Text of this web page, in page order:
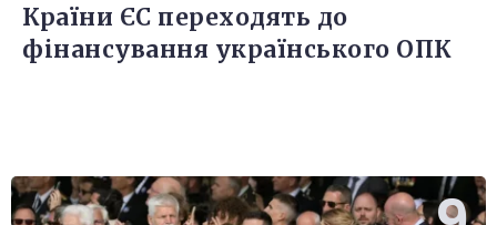
Країни ЄС переходять до
фінансування українського ОПК